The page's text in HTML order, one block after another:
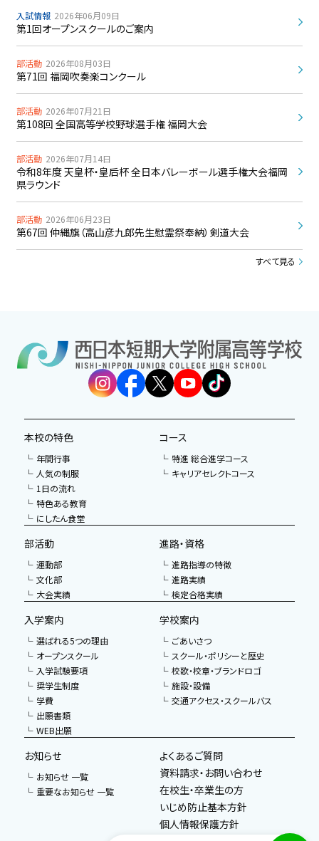
入試情報 2026年06月09日
第1回オープンスクールのご案内
部活動 2026年08月03日
第71回 福岡吹奏楽コンクール
部活動 2026年07月21日
第108回 全国高等学校野球選手権 福岡大会
部活動 2026年07月14日
令和8年度 天皇杯・皇后杯 全日本バレーボール選手権大会福岡
県ラウンド
部活動 2026年06月23日
第67回 仲縄旗（高山彦九郎先生慰霊祭奉納）剣道大会
すべて見る
本校の特色
年間行事
人気の制服
1日の流れ
特色ある教育
にしたん食堂
コース
特進 総合進学コース
キャリアセレクトコース
部活動
運動部
文化部
大会実績
進路・資格
進路指導の特徴
進路実績
検定合格実績
入学案内
選ばれる5つの理由
オープンスクール
入学試験要項
奨学生制度
学費
出願書類
WEB出願
学校案内
ごあいさつ
スクール・ポリシーと歴史
校歌・校章・ブランドロゴ
施設・設備
交通アクセス・スクールバス
お知らせ
お知らせ 一覧
重要なお知らせ 一覧
よくあるご質問
資料請求・お問い合わせ
在校生・卒業生の方
いじめ防止基本方針
個人情報保護方針